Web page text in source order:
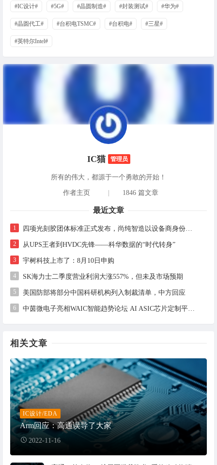
#IC设计# #5G# #晶圆制造# #封装测试# #华为#
#晶圆代工# #台积电TSMC# #台积电# #三星#
#英特尔Intel#
IC猫 管理员
所有的伟大，都源于一个勇敢的开始！
作者主页 1846 篇文章
最近文章
1
2 从UPS王者到HVDC先锋——科华数据的“时代转身”
3 宇树科技上市了：8月10日申购
4 SK海力士二季度营业利润大涨557%，但未及市场预期
5 美国防部将部分中国科研机构列入制裁清单，中方回应
6
相关文章
IC设计/EDA
Arm回应：高通误导了大家
2022-11-16